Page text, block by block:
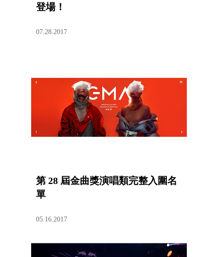
登場！
07.28.2017
第 28 屆金曲獎演唱類完整入圍名
單
05.16.2017